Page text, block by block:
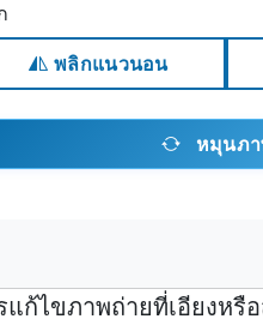
พลิกแนวนอน
หมุนภ
ก้ไขภาพถ่ายที่เอียงหรื